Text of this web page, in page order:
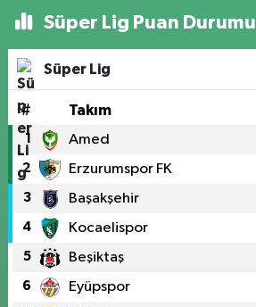
Süper Lig Puan Durumu
Süper Lig
# Takım
1 Amed
2 Erzurumspor FK
3 Başakşehir
4 Kocaelispor
5 Beşiktaş
6 Eyüpspor